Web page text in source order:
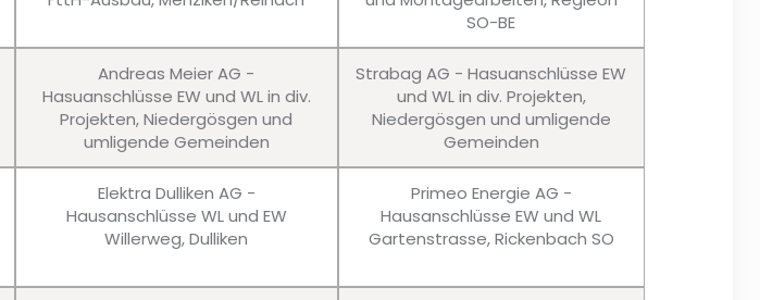
SO-BE
Andreas Meier AG -
Hasuanschlüsse EW und WL in div.
Projekten, Niedergösgen und
umligende Gemeinden
Strabag AG - Hasuanschlüsse EW
und WL in div. Projekten,
Niedergösgen und umligende
Gemeinden
Elektra Dulliken AG -
Hausanschlüsse WL und EW
Willerweg, Dulliken
Primeo Energie AG -
Hausanschlüsse EW und WL
Gartenstrasse, Rickenbach SO